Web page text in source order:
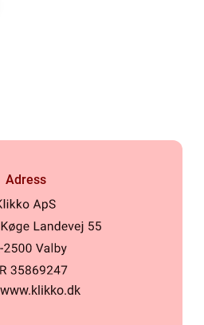
Adress
www.klikko.dk